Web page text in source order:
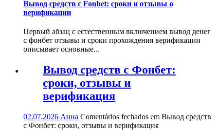
Вывод средств с Fonbet: сроки и отзывы о
верификации
Первый абзац с естественным включением вывод денег
с фонбет отзывы и сроки прохождения верификации
описывает основные...
Вывод средств с Фонбет:
сроки, отзывы и
верификация
02.07.2026 Анна Comentários fechados em Вывод средств
с Фонбет: сроки, отзывы и верификация